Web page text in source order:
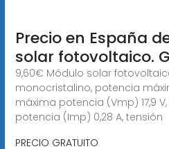
Precio en España
solar fotovoltaico.
9,60€ Módulo solar
monocristalino, potencia
máxima potencia (Vmp) 17,9
potencia (Imp) 0,28 A, tensión
PRECIO GRATUITO